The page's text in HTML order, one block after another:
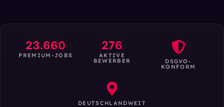
23.660
PREMIUM-JOBS
276
AKTIVE
BEWERBER DSGVO-
KONFORM
DEUTSCHLANDWEIT